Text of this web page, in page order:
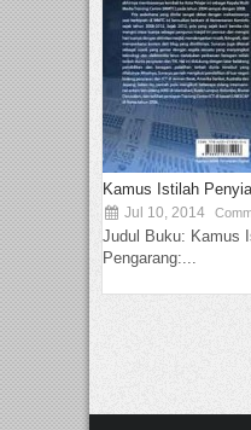
Kamus Istilah
Jul 10, 2014
Judul Buku: Kamus
Pengarang:...